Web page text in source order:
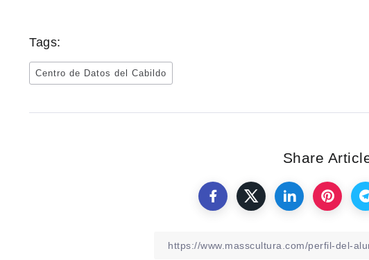
Tags:
Centro de Datos del Cabildo
Share